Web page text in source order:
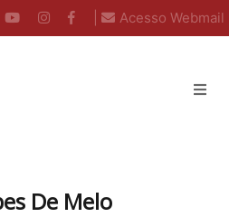
Acesso Webmail
De Melo